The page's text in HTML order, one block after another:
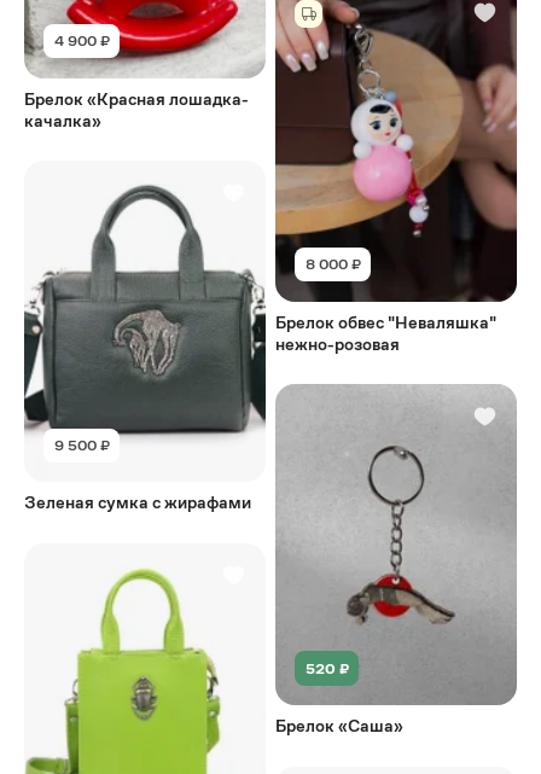
4 900 ₽
Брелок «Красная лошадка-
качалка»
9 500 ₽
Зеленая сумка с жирафами
8 000 ₽
Брелок обвес "Неваляшка"
нежно-розовая
520 ₽
Брелок «Саша»